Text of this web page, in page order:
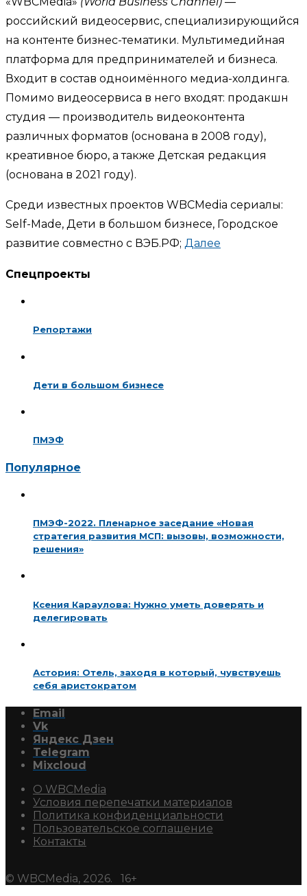
российский видеосервис, специализирующийся
на контенте бизнес-тематики. Мультимедийная
платформа для предпринимателей и бизнеса.
Входит в состав одноимённого медиа-холдинга.
Помимо видеосервиса в него входят: продакшн
студия — производитель видеоконтента
различных форматов (основана в 2008 году),
креативное бюро, а также Детская редакция
(основана в 2021 году).
Среди известных проектов WBCMedia сериалы:
Self-Made, Дети в большом бизнесе, Городское
развитие совместно с ВЭБ.РФ; Далее
Спецпроекты
Репортажи
Дети в большом бизнесе
ПМЭФ
Популярное
ПМЭФ-2022. Пленарное заседание «Новая
стратегия развития МСП: вызовы, возможности,
решения»
Ксения Караулова: Нужно уметь доверять и
делегировать
Астория: Отель, заходя в который, чувствуешь
себя аристократом
Email
Vk
Яндекс Дзен
Telegram
Mixcloud
О WBCMedia
Условия перепечатки материалов
Политика конфиденциальности
Пользовательское соглашение
Контакты
© WBCMedia, 2026. 16+